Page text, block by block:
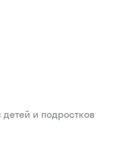
и подростков